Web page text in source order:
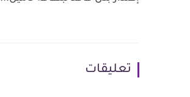
تعليقات